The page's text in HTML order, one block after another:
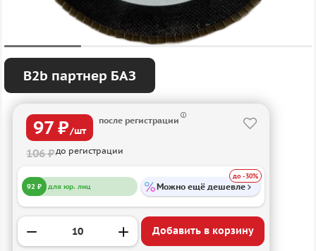
B2b партнер БАЗ
97 ₽/шт
после регистрации
106 ₽до регистрации
92 ₽ для юр. лиц Можно ещё дешевле
до -30%
Добавить в корзину